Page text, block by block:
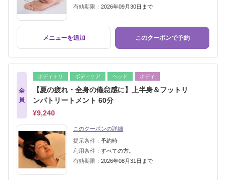
有効期限： 2026年09月30日まで
メニューを追加 このクーポンで予約
全
員
ボディトリ ボディケア ヘッド ボディ
【夏の疲れ・全身の倦怠感に】上半身＆フットリ
ンパトリートメント 60分
¥9,240
このクーポンの詳細
提示条件： 予約時
利用条件： すべての方。
有効期限： 2026年08月31日まで